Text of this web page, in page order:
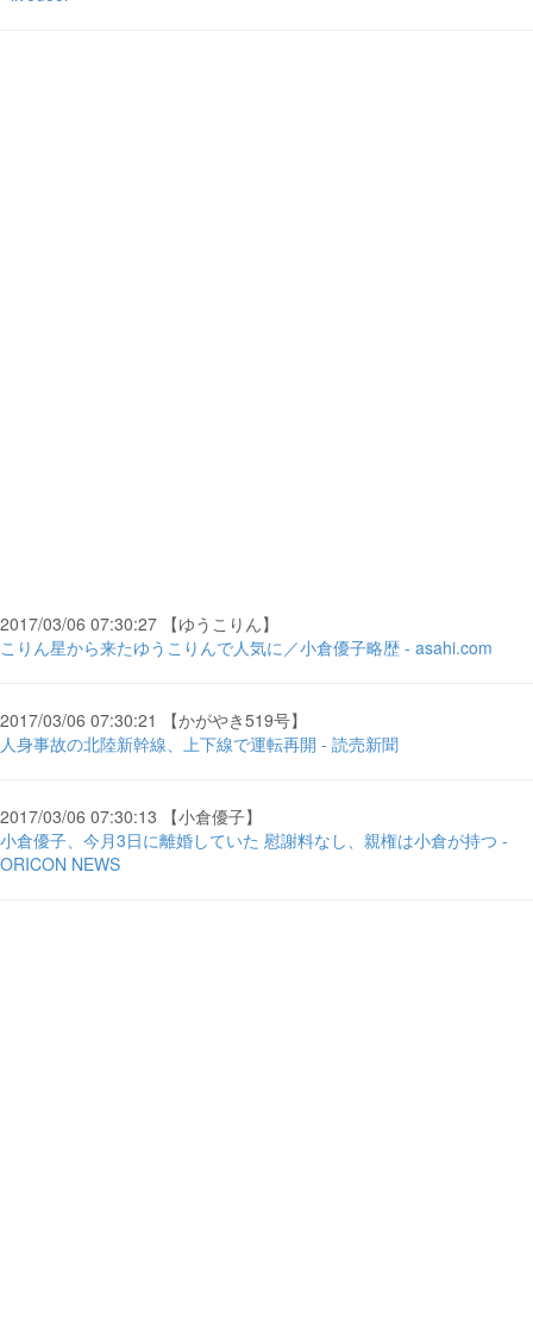
2017/03/06 07:30:27 【ゆうこりん】
こりん星から来たゆうこりんで人気に／小倉優子略歴 - asahi.com
2017/03/06 07:30:21 【かがやき519号】
人身事故の北陸新幹線、上下線で運転再開 - 読売新聞
2017/03/06 07:30:13 【小倉優子】
小倉優子、今月3日に離婚していた 慰謝料なし、親権は小倉が持つ -
ORICON NEWS